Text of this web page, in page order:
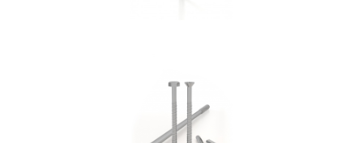
Vite per cemento SKR:SKS
ROTHOBLAAS